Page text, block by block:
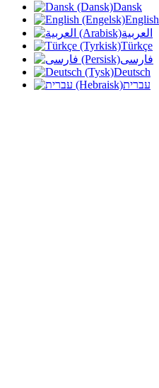
Dansk
English
العربية
Türkçe
فارسی
Deutsch
עברית